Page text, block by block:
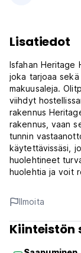
Lisatiedot
Isfahan Heritage
joka tarjoaa
makuusaleja.
viihdyt
rakennus
rakennus, vaan
tunnin
käytettävissäsi,
huolehtineet
huolehtia ja voit
Sijaitsee
suuri valikoima
Naqsh-e Jahan -
Ilmoita
Kiinteistön